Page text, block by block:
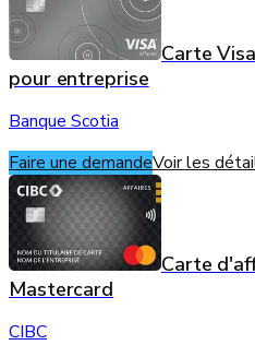
Carte
pour entreprise
Banque Scotia
Faire une demandeVoir les
Carte
Mastercard
CIBC